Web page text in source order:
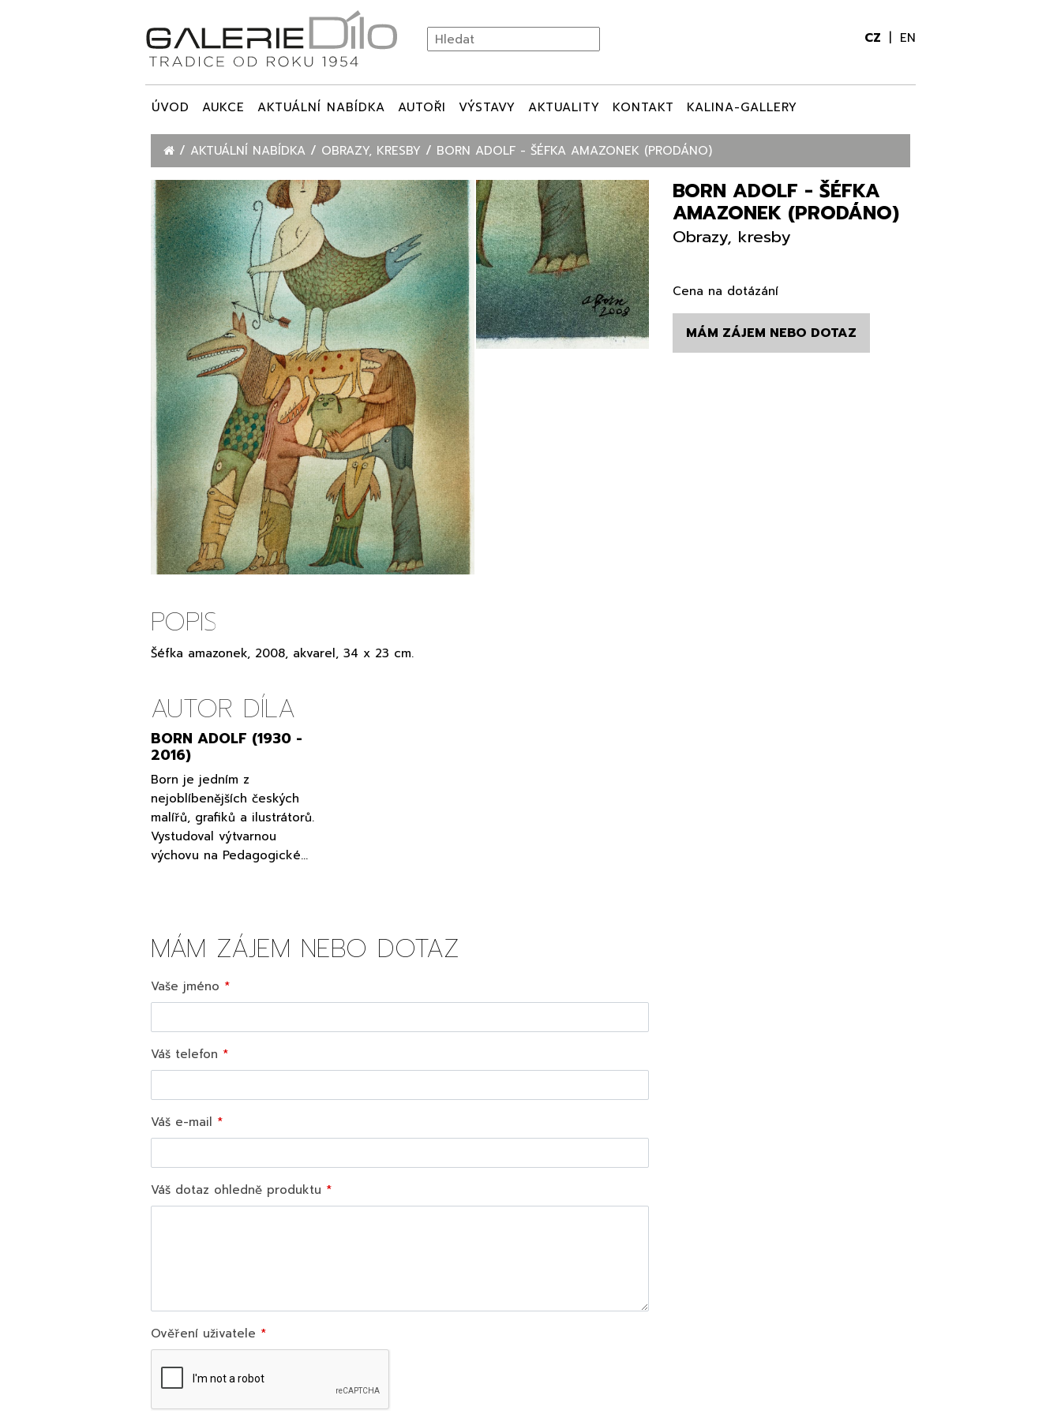
CZ EN
ÚVOD AUKCE AKTUÁLNÍ NABÍDKA AUTOŘI VÝSTAVY AKTUALITY KONTAKT KALINA-GALLERY
BORN ADOLF - ŠÉFKA
AMAZONEK (PRODÁNO)
Obrazy, kresby
Cena na dotázání
MÁM ZÁJEM NEBO DOTAZ
POPIS
Šéfka amazonek, 2008, akvarel, 34 x 23 cm.
AUTOR DÍLA
BORN ADOLF (1930 -
2016)
Born je jedním z
nejoblíbenějších českých
malířů, grafiků a ilustrátorů.
Vystudoval výtvarnou
výchovu na Pedagogické…
MÁM ZÁJEM NEBO DOTAZ
Vaše jméno
Váš telefon
Váš e-mail
Váš dotaz ohledně produktu
Ověření uživatele
AKTUÁLNÍ NABÍDKA OBRAZY, KRESBY BORN ADOLF - ŠÉFKA AMAZONEK (PRODÁNO)